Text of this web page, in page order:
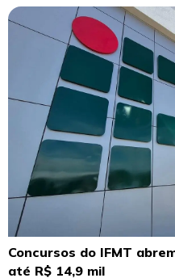
Concursos do IFMT
até R$ 14,9 mil